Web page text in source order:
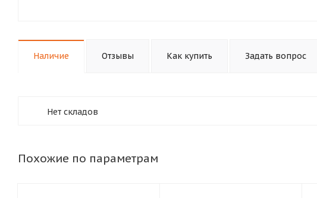
Наличие Отзывы Как купить Задать вопрос
Нет складов
Похожие по параметрам